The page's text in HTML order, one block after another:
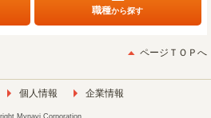
職種から探す
ページＴＯＰへ
個人情報 企業情報
Mynavi Corporation